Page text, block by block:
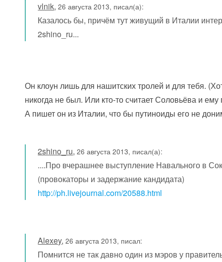
vlnik,26 августа 2013, писал(а):
Казалось бы, причём тут живущий в Италии
2shino_ru...
Он клоун лишь для нашитских тролей и для тебя.
никогда не был. Или кто-то считает Соловьёва и
А пишет он из Италии, что бы путиноиды его не
2shino_ru,26 августа 2013, писал(а):
....Про вчерашнее выступление Навального в
(провокаторы и задержание кандидата)
http://ph.livejournal.com/20588.html
Alexey,26 августа 2013, писал:
Помнится не так давно один из мэров у